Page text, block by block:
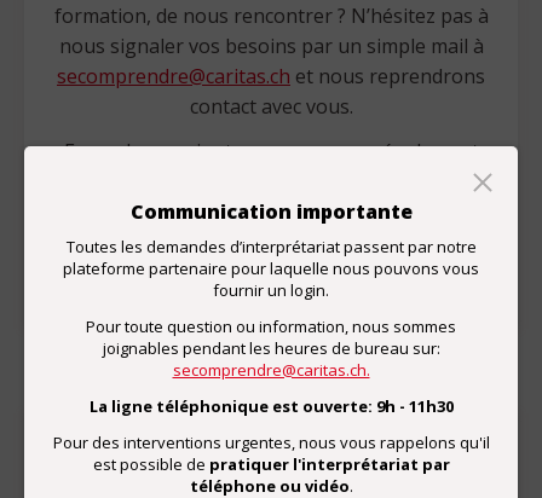
Communication importante
Toutes les demandes d’interprétariat passent par notre
plateforme partenaire pour laquelle nous pouvons vous
fournir un login.
Pour toute question ou information, nous sommes
joignables pendant les heures de bureau sur:
secomprendre@caritas.ch.
La ligne téléphonique est ouverte: 9h - 11h30
Pour des interventions urgentes, nous vous rappelons qu'il
est possible de pratiquer l'interprétariat par
téléphone ou vidéo.
formation, de nous rencontrer ? N’hésitez pas à
nous signaler vos besoins par un simple mail à
secomprendre@caritas.ch et nous reprendrons
contact avec vous.
En quelques minutes, vous pouvez également
Enquête
Don